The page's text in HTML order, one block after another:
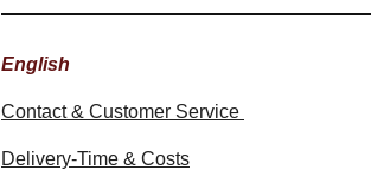
English
Contact & Customer Service
Delivery-Time & Costs